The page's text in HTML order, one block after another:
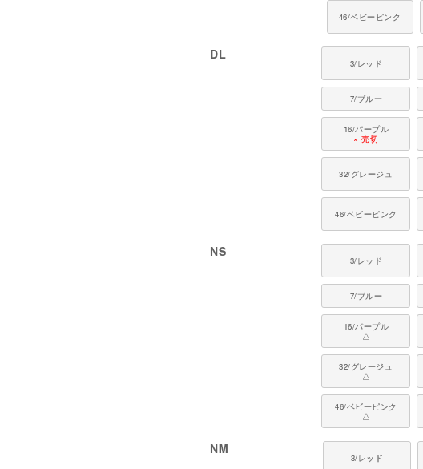
46/ベビーピンク
DL
3/レッド
7/ブルー
16/パープル
× 売切
32/グレージュ
46/ベビーピンク
NS
3/レッド
7/ブルー
16/パープル
△
32/グレージュ
△
46/ベビーピンク
△
NM
3/レッド